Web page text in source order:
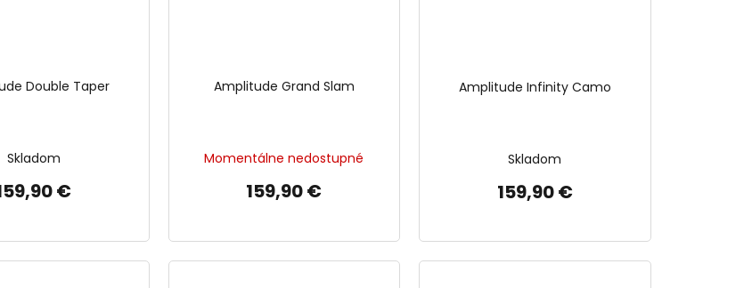
Double Taper
Skladom
€
Amplitude Grand Slam
Momentálne nedostupné
159,90 €
Amplitude Infinity Camo
Skladom
159,90 €